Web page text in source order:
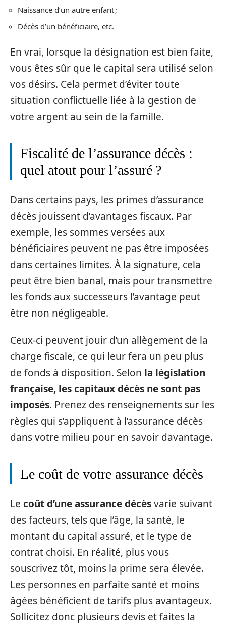
Naissance d’un autre enfant ;
Décès d’un bénéficiaire, etc.
En vrai, lorsque la désignation est bien faite,
vous êtes sûr que le capital sera utilisé selon
vos désirs. Cela permet d’éviter toute
situation conflictuelle liée à la gestion de
votre argent au sein de la famille.
Fiscalité de l’assurance décès :
quel atout pour l’assuré ?
Dans certains pays, les primes d’assurance
décès jouissent d’avantages fiscaux. Par
exemple, les sommes versées aux
bénéficiaires peuvent ne pas être imposées
dans certaines limites. À la signature, cela
peut être bien banal, mais pour transmettre
les fonds aux successeurs l’avantage peut
être non négligeable.
Ceux-ci peuvent jouir d’un allègement de la
charge fiscale, ce qui leur fera un peu plus
de fonds à disposition. Selon la législation
française, les capitaux décès ne sont pas
imposés. Prenez des renseignements sur les
règles qui s’appliquent à l’assurance décès
dans votre milieu pour en savoir davantage.
Le coût de votre assurance décès
Le coût d’une assurance décèsvarie suivant
des facteurs, tels que l’âge, la santé, le
montant du capital assuré, et le type de
contrat choisi. En réalité, plus vous
souscrivez tôt, moins la prime sera élevée.
Les personnes en parfaite santé et moins
âgées bénéficient de tarifs plus avantageux.
Sollicitez donc plusieurs devis et faites la